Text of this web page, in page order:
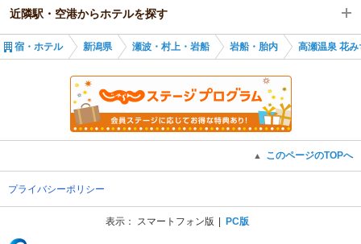
瀬波・村上・岩船
岩船・胎内
新潟県
瀬波・村上・岩船
岩船・胎内
越後下関駅
近隣駅・空港からホテルを探す
越後下関駅
小国駅
宿・ホテル 新潟県 瀬波・村上・岩船 岩船・胎内 高瀬温泉 花
▲ このページのTOPへ
プライバシーポリシー
表示： スマートフォン版 PC版